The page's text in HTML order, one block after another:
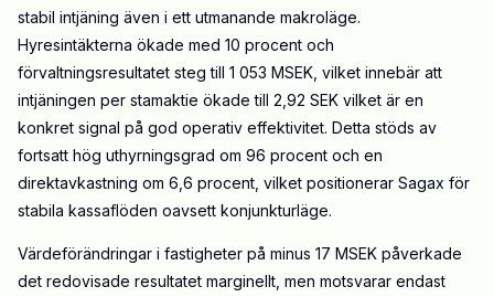
stabil intjäning även i ett utmanande makroläge.
Hyresintäkterna ökade med 10 procent och
förvaltningsresultatet steg till 1 053 MSEK, vilket innebär att
intjäningen per stamaktie ökade till 2,92 SEK vilket är en
konkret signal på god operativ effektivitet. Detta stöds av
fortsatt hög uthyrningsgrad om 96 procent och en
direktavkastning om 6,6 procent, vilket positionerar Sagax för
stabila kassaflöden oavsett konjunkturläge.
Värdeförändringar i fastigheter på minus 17 MSEK påverkade
det redovisade resultatet marginellt, men motsvarar endast